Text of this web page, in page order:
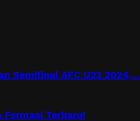
Semifinal AFC U23 2024,...
Formasi Terbaru!